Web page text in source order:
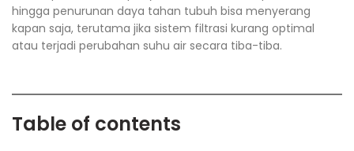
hingga penurunan daya tahan tubuh bisa menyerang
kapan saja, terutama jika sistem filtrasi kurang optimal
atau terjadi perubahan suhu air secara tiba-tiba.
Table of contents